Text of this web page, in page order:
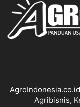
Agribisnis,